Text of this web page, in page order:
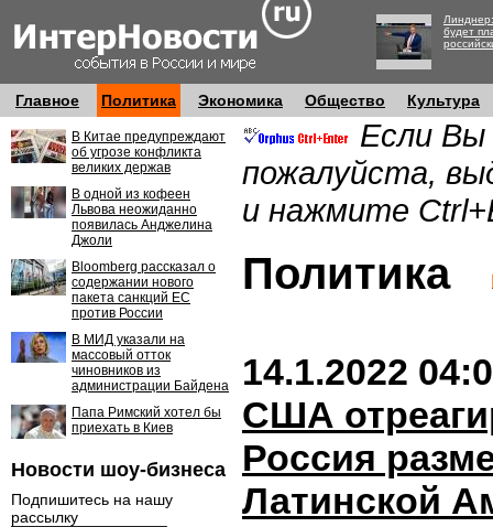
будет
Главное Политика Экономика Общество Культура
В Китае предупреждают
об угрозе конфликта
великих держав
В одной из кофеен
Львова неожиданно
появилась Анджелина
Джоли
Bloomberg рассказал о
содержании нового
пакета санкций ЕС
против России
В МИД указали на
массовый отток
чиновников из
администрации Байдена
Папа Римский хотел бы
приехать в Киев
Новости шоу-бизнеса
Подпишитесь на нашу
рассылку
Если Вы
пожалуйста,
и нажмите
Политика
14.1.2022
США
Россия
Латинской